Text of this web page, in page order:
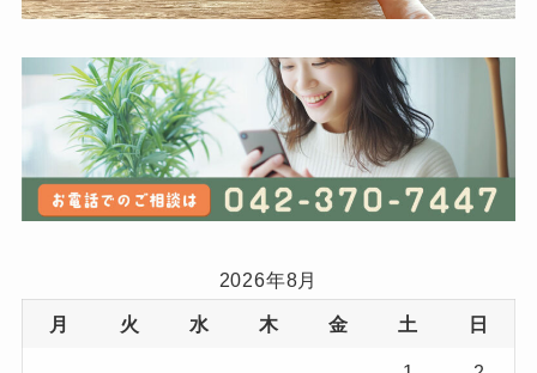
2026年8月
月 火 水 木 金 土 日